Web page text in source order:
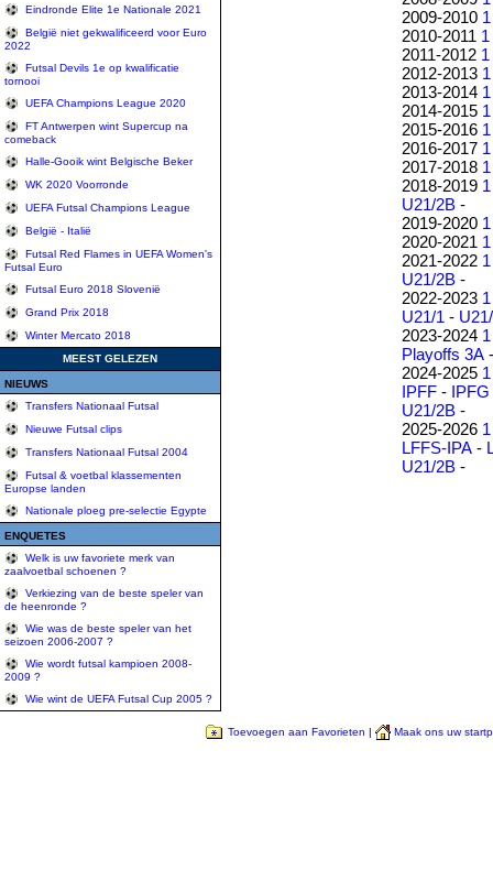
Eindronde Elite 1e Nationale 2021
België niet gekwalificeerd voor Euro
2022
Futsal Devils 1e op kwalificatie
tornooi
UEFA Champions League 2020
FT Antwerpen wint Supercup na
comeback
Halle-Gooik wint Belgische Beker
WK 2020 Voorronde
UEFA Futsal Champions League
België - Italië
Futsal Red Flames in UEFA Women's
Futsal Euro
Futsal Euro 2018 Slovenië
Grand Prix 2018
Winter Mercato 2018
MEEST GELEZEN
NIEUWS
Transfers Nationaal Futsal
Nieuwe Futsal clips
Transfers Nationaal Futsal 2004
Futsal & voetbal klassementen
Europse landen
Nationale ploeg pre-selectie Egypte
ENQUETES
Welk is uw favoriete merk van
zaalvoetbal schoenen ?
Verkiezing van de beste speler van
de heenronde ?
Wie was de beste speler van het
seizoen 2006-2007 ?
Wie wordt futsal kampioen 2008-
2009 ?
Wie wint de UEFA Futsal Cup 2005 ?
2009-2010 1
2010-2011 1
2011-2012 1
2012-2013 1
2013-2014 1
2014-2015 1
2015-2016 1
2016-2017 1
2017-2018 1
2018-2019 1
U21/2B -
2019-2020 1
2020-2021 1
2021-2022 1
U21/2B -
2022-2023 1
U21/1 -
2023-2024 1
Playoffs 3A
2024-2025 1
IPFF - IPFG
U21/2B -
2025-2026 1
LFFS-IPA -
U21/2B -
Toevoegen aan Favorieten | Maak ons uw